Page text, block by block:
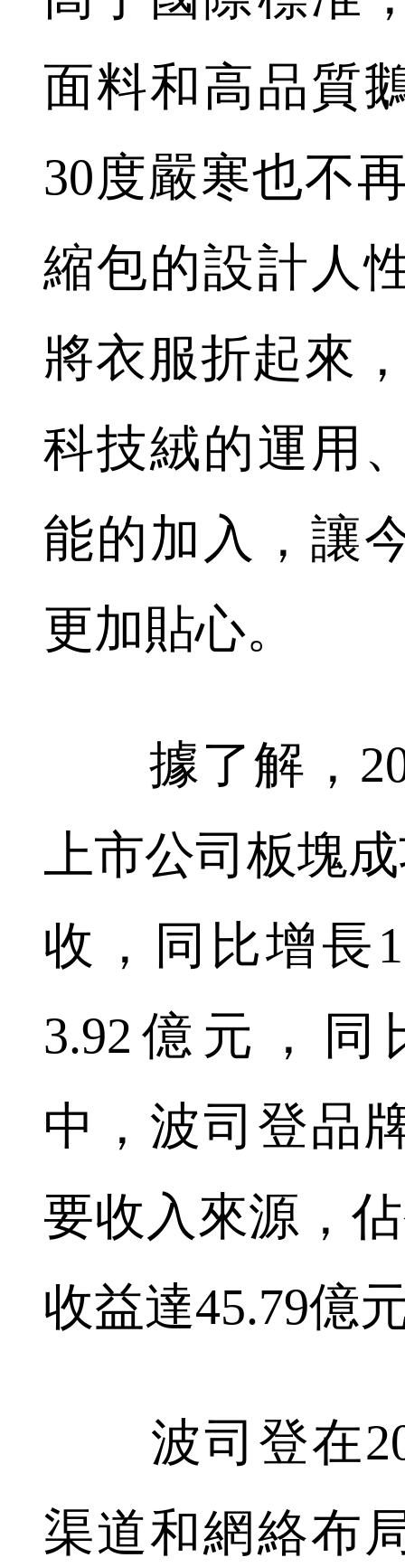
面料和高品質
30度嚴寒也不
縮包的設計人
將衣服折起來
科技絨的運用
能的加入，讓
更加貼心。
據了解，
上市公司板塊
收，同比增長
3.92億元，同
中，波司登品
要收入來源，
收益達45.79億
波司登在
渠道和網絡布